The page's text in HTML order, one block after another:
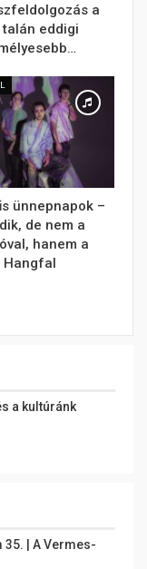
a
eddigi
ünnepnapok –
de nem a
hanem a
Hangfal
a kultúránk
| A Vermes-